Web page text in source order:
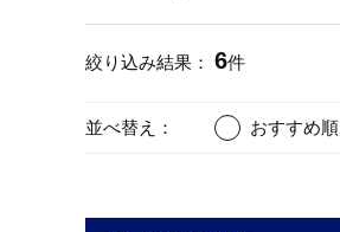
絞り込み結果： 6件
並べ替え： おすすめ順